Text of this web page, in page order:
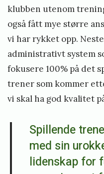
klubben utenom
også fått mye større
vi har rykket opp.
administrativt system
fokusere 100% på det
trener som kommer
vi skal ha god kvalitet
Spillende
med sin
lidenskap for